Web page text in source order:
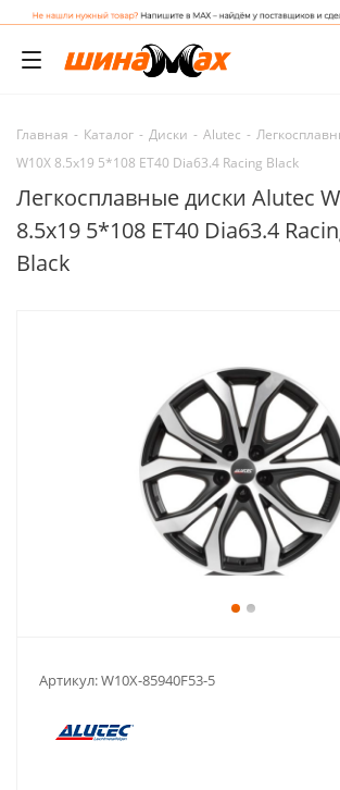
Главная - Каталог - Диски - Alutec -
W10X 8.5x19 5*108 ET40 Dia63.4 Racing Black
Легкосплавные диски Alutec
8.5x19 5*108 ET40 Dia63.4
Black
Артикул:W10X-85940F53-5